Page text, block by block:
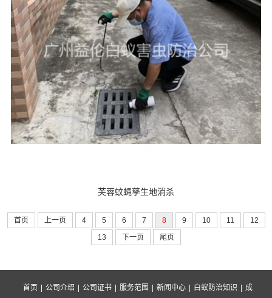
芙蓉蚊蝇孳生地消杀
首页 上一页 4 5 6 7 8 9 10 11
12
13
下一页 尾页
首页 | 公司介绍 | 公司证书 | 服务范围 | 新闻中心 | 白蚁防治知识 | 成